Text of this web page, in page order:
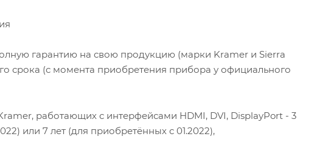
гарантию на свою продукцию (марки Kramer и Sierra
срока (с момента приобретения прибора у официального
работающих с интерфейсами HDMI, DVI, DisplayPort - 3
или 7 лет (для приобретённых с 01.2022),